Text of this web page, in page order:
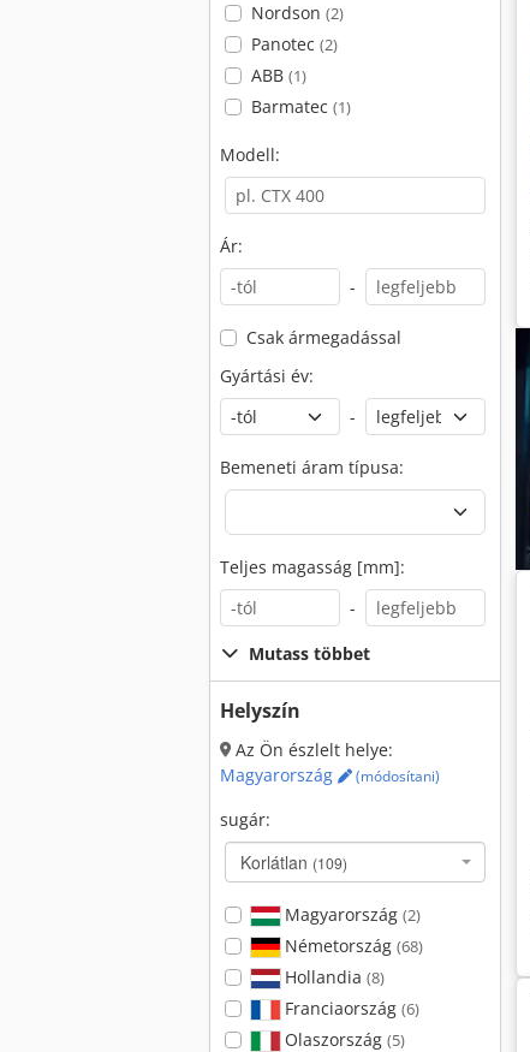
Nordson (2)
Panotec (2)
ABB (1)
Barmatec (1)
Modell:
Ár:
-
Csak ármegadással
Gyártási év:
-
Bemeneti áram típusa:
Teljes magasság [mm]:
-
Mutass többet
Helyszín
Az Ön észlelt helye:
Magyarország
(módosítani)
sugár:
Korlátlan (109)
Magyarország (2)
Németország (68)
Hollandia (8)
Franciaország (6)
Olaszország (5)